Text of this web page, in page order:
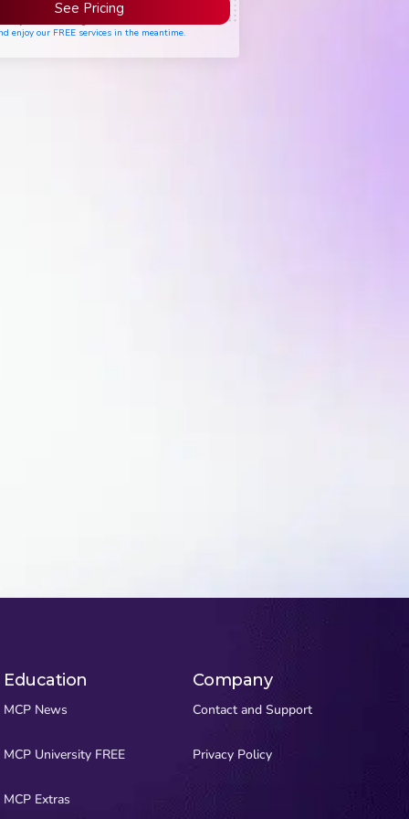
See Pricing
enjoy our FREE services in the meantime.
Education
MCP News
MCP University FREE
MCP Extras
Company
Contact and Support
Privacy Policy